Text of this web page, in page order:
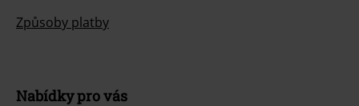
Způsoby platby
Nabídky pro vás